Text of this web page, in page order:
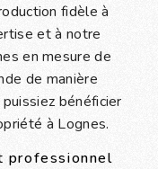
fidèle à
et à notre
en mesure de
de manière
bénéficier
à Lognes.
professionnel